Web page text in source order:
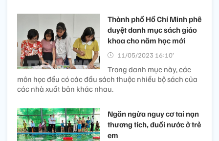
Thành phố Hồ Chí Minh phê
duyệt danh mục sách giáo
khoa cho năm học mới
11/05/2023 16:10’
Trong danh mục này, các
môn học đều có các đầu sách thuộc nhiều bộ sách của
các nhà xuất bản khác nhau.
Ngăn ngừa nguy cơ tai nạn
thương tích, đuối nước ở trẻ
em